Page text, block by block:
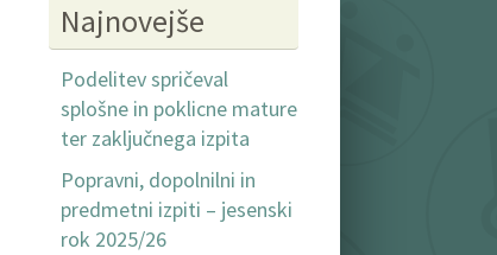
Najnovejše
Podelitev spričeval
splošne in poklicne mature
ter zaključnega izpita
Popravni, dopolnilni in
predmetni izpiti – jesenski
rok 2025/26